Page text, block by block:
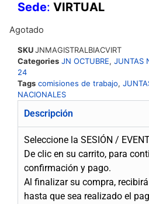
Sede: VIRTUAL
Agotado
SKUJNMAGISTRALBIACVIRT
Categories JN OCTUBRE, JUNTAS
24
Tags comisiones de trabajo,
NACIONALES
Descripción
Seleccione la SESIÓN /
De clic en su carrito, para
confirmación y pago.
Al finalizar su compra,
hasta que sea realizado el